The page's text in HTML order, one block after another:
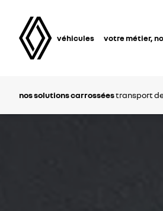
véhicules votre métier,
nos solutions carrosséestransport